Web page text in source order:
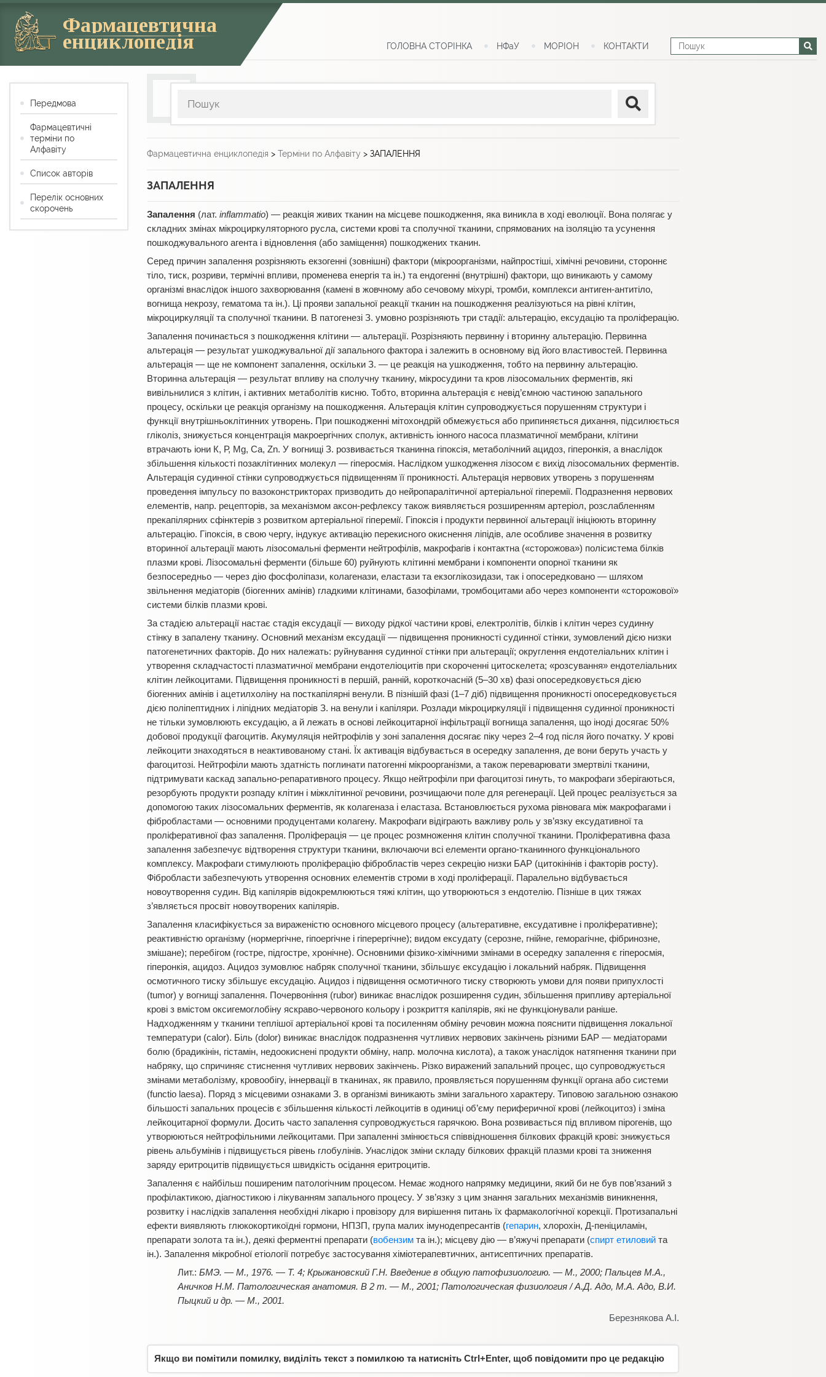
Фармацевтична
енциклопедія ГОЛОВНА СТОРІНКА НФаУ МОРІОН КОНТАКТИ
Фармацевтична енциклопедія > Терміни по Алфавіту > ЗАПАЛЕННЯ
ЗАПАЛЕННЯ
Запалення (лат. inflammatio) — реакція живих тканин на місцеве пошкодження, яка виникла в ході еволюції. Вона полягає у
складних змінах мікроциркуляторного русла, системи крові та сполучної тканини, спрямованих на ізоляцію та усунення
пошкоджувального агента і відновлення (або заміщення) пошкоджених тканин.
Серед причин запалення розрізняють екзогенні (зовнішні) фактори (мікроорганізми, найпростіші, хімічні речовини, стороннє
тіло, тиск, розриви, термічні впливи, променева енергія та ін.) та ендогенні (внутрішні) фактори, що виникають у самому
організмі внаслідок іншого захворювання (камені в жовчному або сечовому міхурі, тромби, комплекси антиген-антитіло,
вогнища некрозу, гематома та ін.). Ці прояви запальної реакції тканин на пошкодження реалізуються на рівні клітин,
мікроциркуляції та сполучної тканини. В патогенезі З. умовно розрізняють три стадії: альтерацію, ексудацію та проліферацію.
Запалення починається з пошкодження клітини — альтерації. Розрізняють первинну і вторинну альтерацію. Первинна
альтерація — результат ушкоджувальної дії запального фактора і залежить в основному від його властивостей. Первинна
альтерація — ще не компонент запалення, оскільки З. — це реакція на ушкодження, тобто на первинну альтерацію.
Вторинна альтерація — результат впливу на сполучну тканину, мікросудини та кров лізосомальних ферментів, які
вивільнилися з клітин, і активних метаболітів кисню. Тобто, вторинна альтерація є невід’ємною частиною запального
процесу, оскільки це реакція організму на пошкодження. Альтерація клітин супроводжується порушенням структури і
функції внутрішньоклітинних утворень. При пошкодженні мітохондрій обмежується або припиняється дихання, підсилюється
гліколіз, знижується концентрація макроергічних сполук, активність іонного насоса плазматичної мембрани, клітини
втрачають іони К, Р, Мg, Са, Zn. У вогнищі З. розвивається тканинна гіпоксія, метаболічний ацидоз, гіперонкія, а внаслідок
збільшення кількості позаклітинних молекул — гіперосмія. Наслідком ушкодження лізосом є вихід лізосомальних ферментів.
Альтерація судинної стінки супроводжується підвищенням її проникності. Альтерація нервових утворень з порушенням
проведення імпульсу по вазоконстрикторах призводить до нейропаралітичної артеріальної гіперемії. Подразнення нервових
елементів, напр. рецепторів, за механізмом аксон-рефлексу також виявляється розширенням артеріол, розслабленням
прекапілярних сфінктерів з розвитком артеріальної гіперемії. Гіпоксія і продукти первинної альтерації ініціюють вторинну
альтерацію. Гіпоксія, в свою чергу, індукує активацію перекисного окиснення ліпідів, але особливе значення в розвитку
вторинної альтерації мають лізосомальні ферменти нейтрофілів, макрофагів і контактна («сторожова») полісистема білків
плазми крові. Лізосомальні ферменти (більше 60) руйнують клітинні мембрани і компоненти опорної тканини як
безпосередньо — через дію фосфоліпази, колагенази, еластази та екзоглікозидази, так і опосередковано — шляхом
звільнення медіаторів (біогенних амінів) гладкими клітинами, базофілами, тромбоцитами або через компоненти «сторожової»
системи білків плазми крові.
За стадією альтерації настає стадія ексудації — виходу рідкої частини крові, електролітів, білків і клітин через судинну
стінку в запалену тканину. Основний механізм ексудації — підвищення проникності судинної стінки, зумовлений дією низки
патогенетичних факторів. До них належать: руйнування судинної стінки при альтерації; округлення ендотеліальних клітин і
утворення складчастості плазматичної мембрани ендотеліоцитів при скороченні цитоскелета; «розсування» ендотеліальних
клітин лейкоцитами. Підвищення проникності в першій, ранній, короткочасній (5–30 хв) фазі опосередковується дією
біогенних амінів і ацетилхоліну на посткапілярні венули. В пізнішій фазі (1–7 діб) підвищення проникності опосередковується
дією поліпептидних і ліпідних медіаторів З. на венули і капіляри. Розлади мікроциркуляції і підвищення судинної проникності
не тільки зумовлюють ексудацію, а й лежать в основі лейкоцитарної інфільтрації вогнища запалення, що іноді досягає 50%
добової продукції фагоцитів. Акумуляція нейтрофілів у зоні запалення досягає піку через 2–4 год після його початку. У крові
лейкоцити знаходяться в неактивованому стані. Їх активація відбувається в осередку запалення, де вони беруть участь у
фагоцитозі. Нейтрофіли мають здатність поглинати патогенні мікроорганізми, а також переварювати змертвілі тканини,
підтримувати каскад запально-репаративного процесу. Якщо нейтрофіли при фагоцитозі гинуть, то макрофаги зберігаються,
резорбують продукти розпаду клітин і міжклітинної речовини, розчищаючи поле для регенерації. Цей процес реалізується за
допомогою таких лізосомальних ферментів, як колагеназа і еластаза. Встановлюється рухома рівновага між макрофагами і
фібробластами — основними продуцентами колагену. Макрофаги відіграють важливу роль у зв’язку ексудативної та
проліферативної фаз запалення. Проліферація — це процес розмноження клітин сполучної тканини. Проліферативна фаза
запалення забезпечує відтворення структури тканини, включаючи всі елементи органо-тканинного функціонального
комплексу. Макрофаги стимулюють проліферацію фібробластів через секрецію низки БАР (цитокінінів і факторів росту).
Фібробласти забезпечують утворення основних елементів строми в ході проліферації. Паралельно відбувається
новоутворення судин. Від капілярів відокремлюються тяжі клітин, що утворюються з ендотелію. Пізніше в цих тяжах
з’являється просвіт новоутворених капілярів.
Запалення класифікується за вираженістю основного місцевого процесу (альтеративне, ексудативне і проліферативне);
реактивністю організму (нормергічне, гіпоергічне і гіперергічне); видом ексудату (серозне, гнійне, геморагічне, фібринозне,
змішане); перебігом (гостре, підгостре, хронічне). Основними фізико-хімічними змінами в осередку запалення є гіперосмія,
гіперонкія, ацидоз. Ацидоз зумовлює набряк сполучної тканини, збільшує ексудацію і локальний набряк. Підвищення
осмотичного тиску збільшує ексудацію. Ацидоз і підвищення осмотичного тиску створюють умови для появи припухлості
(tumor) у вогнищі запалення. Почервоніння (rubor) виникає внаслідок розширення судин, збільшення припливу артеріальної
крові з вмістом оксигемоглобіну яскраво-червоного кольору і розкриття капілярів, які не функціонували раніше.
Надходженням у тканини теплішої артеріальної крові та посиленням обміну речовин можна пояснити підвищення локальної
температури (calor). Біль (dolor) виникає внаслідок подразнення чутливих нервових закінчень різними БАР — медіаторами
болю (брадикінін, гістамін, недоокиснені продукти обміну, напр. молочна кислота), а також унаслідок натягнення тканини при
набряку, що спричиняє стиснення чутливих нервових закінчень. Різко виражений запальний процес, що супроводжується
змінами метаболізму, кровообігу, іннервації в тканинах, як правило, проявляється порушенням функції органа або системи
(functio laesa). Поряд з місцевими ознаками З. в організмі виникають зміни загального характеру. Типовою загальною ознакою
більшості запальних процесів є збільшення кількості лейкоцитів в одиниці об’єму периферичної крові (лейкоцитоз) і зміна
лейкоцитарної формули. Досить часто запалення супроводжується гарячкою. Вона розвивається під впливом пірогенів, що
утворюються нейтрофільними лейкоцитами. При запаленні змінюється співвідношення білкових фракцій крові: знижується
рівень альбумінів і підвищується рівень глобулінів. Унаслідок зміни складу білкових фракцій плазми крові та зниження
заряду еритроцитів підвищується швидкість осідання еритроцитів.
Запалення є найбільш поширеним патологічним процесом. Немає жодного напрямку медицини, який би не був пов’язаний з
профілактикою, діагностикою і лікуванням запального процесу. У зв’язку з цим знання загальних механізмів виникнення,
розвитку і наслідків запалення необхідні лікарю і провізору для вирішення питань їх фармакологічної корекції. Протизапальні
ефекти виявляють глюкокортикоїдні гормони, НПЗП, група малих імунодепресантів (гепарин, хлорохін, Д-пеніциламін,
препарати золота та ін.), деякі ферментні препарати (вобензим та ін.); місцеву дію — в’яжучі препарати (спирт етиловий та
ін.). Запалення мікробної етіології потребує застосування хіміотерапевтичних, антисептичних препаратів.
БМЭ. — М., 1976. — Т. 4; Крыжановский Г.Н. Введение в общую патофизиологию. — М., 2000; Пальцев М.А.,
Аничков Н.М. Патологическая анатомия. В 2 т. — М., 2001; Патологическая физиология / А.Д. Адо, М.А. Адо, В.И.
Пыцкий и др. — М., 2001.
Березнякова А.І.
Якщо ви помітили помилку, виділіть текст з помилкою та натисніть Ctrl+Enter, щоб повідомити про це редакцію
Передмова
Фармацевтичні
терміни по
Алфавіту
Список авторів
Перелік основних
скорочень